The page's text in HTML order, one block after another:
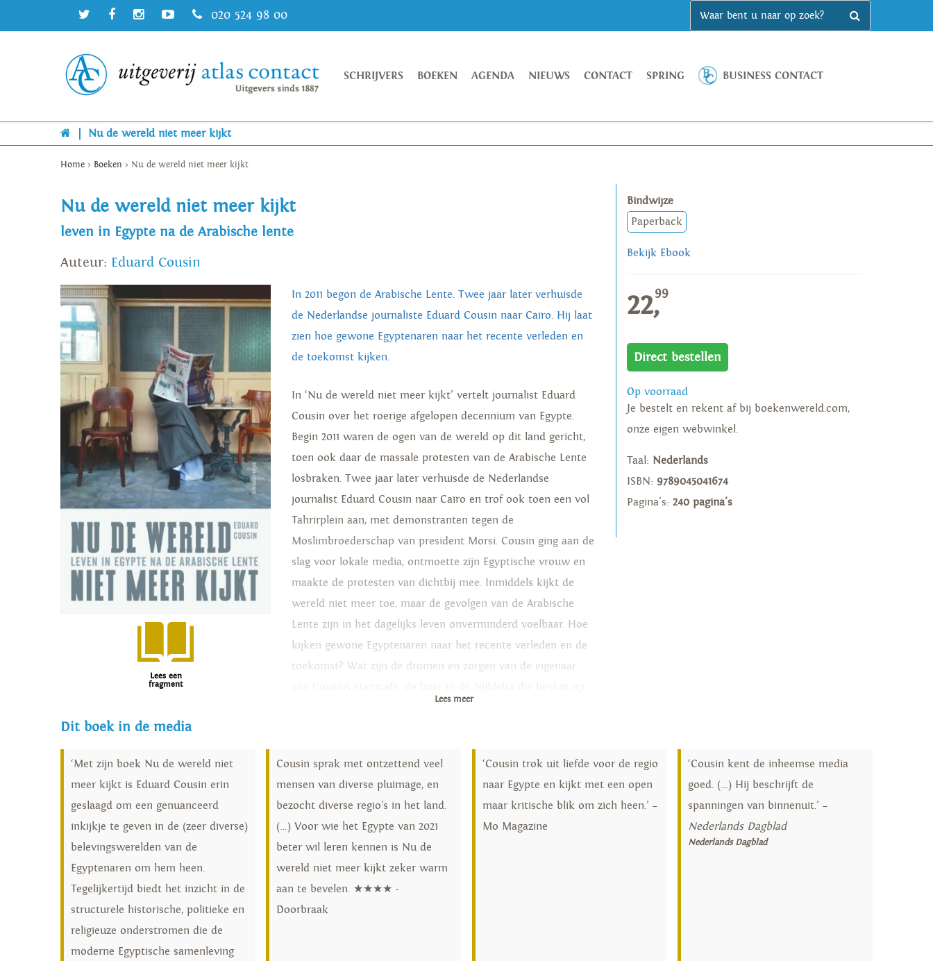
020 524 98 00
SCHRIJVERS BOEKEN AGENDA NIEUWS CONTACT SPRING BUSINESS CONTACT
Nu de wereld niet meer kijkt
Home > Boeken > Nu de wereld niet meer kijkt
Nu de wereld niet meer kijkt
leven in Egypte na de Arabische lente
Auteur: Eduard Cousin
Lees een
fragment
In 2011 begon de Arabische Lente. Twee jaar later verhuisde
de Nederlandse journaliste Eduard Cousin naar Caïro. Hij laat
zien hoe gewone Egyptenaren naar het recente verleden en
de toekomst kijken.
In ‘Nu de wereld niet meer kijkt’ vertelt journalist Eduard
Cousin over het roerige afgelopen decennium van Egypte.
Begin 2011 waren de ogen van de wereld op dit land gericht,
toen ook daar de massale protesten van de Arabische Lente
losbraken. Twee jaar later verhuisde de Nederlandse
journalist Eduard Cousin naar Caïro en trof ook toen een vol
Tahrirplein aan, met demonstranten tegen de
Moslimbroederschap van president Morsi. Cousin ging aan de
slag voor lokale media, ontmoette zijn Egyptische vrouw en
maakte de protesten van dichtbij mee. Inmiddels kijkt de
wereld niet meer toe, maar de gevolgen van de Arabische
Lente zijn in het dagelijks leven onverminderd voelbaar. Hoe
kijken gewone Egyptenaren naar het recente verleden en de
toekomst? Wat zijn de dromen en zorgen van de eigenaar
staatspropaganda; en de moslimbroeder die nog steeds
droomt van een islamitische staat in Egypte? In ‘Nu de
wereld niet meer kijkt’ verbindt Cousin hun verhalen soepel
en invoelbaar met zijn eigen verhaal en de politieke,
economische en sociale ontwikkelingen, en geeft zo een
levendig en gelaagd beeld van dit intrigerende land.
Lees meer
Bindwijze
Paperback
Bekijk Ebook
22,99
Direct bestellen
Op voorraad
Je bestelt en rekent af bij boekenwereld.com,
onze eigen webwinkel.
Taal: Nederlands
ISBN: 9789045041674
Pagina's: 240 pagina's
Dit boek in de media
‘Met zijn boek Nu de wereld niet
meer kijkt is Eduard Cousin erin
geslaagd om een genuanceerd
inkijkje te geven in de (zeer diverse)
belevingswerelden van de
Egyptenaren om hem heen.
Tegelijkertijd biedt het inzicht in de
structurele historische, politieke en
religieuze onderstromen die de
moderne Egyptische samenleving
Cousin sprak met ontzettend veel
mensen van diverse pluimage, en
bezocht diverse regio’s in het land.
(…) Voor wie het Egypte van 2021
beter wil leren kennen is Nu de
wereld niet meer kijkt zeker warm
aan te bevelen. ★★★★ -
Doorbraak
‘Cousin trok uit liefde voor de regio
naar Egypte en kijkt met een open
maar kritische blik om zich heen.’ –
Mo Magazine
‘Cousin kent de inheemse media
goed. (…) Hij beschrijft de
spanningen van binnenuit.’ –
Nederlands Dagblad
Nederlands Dagblad